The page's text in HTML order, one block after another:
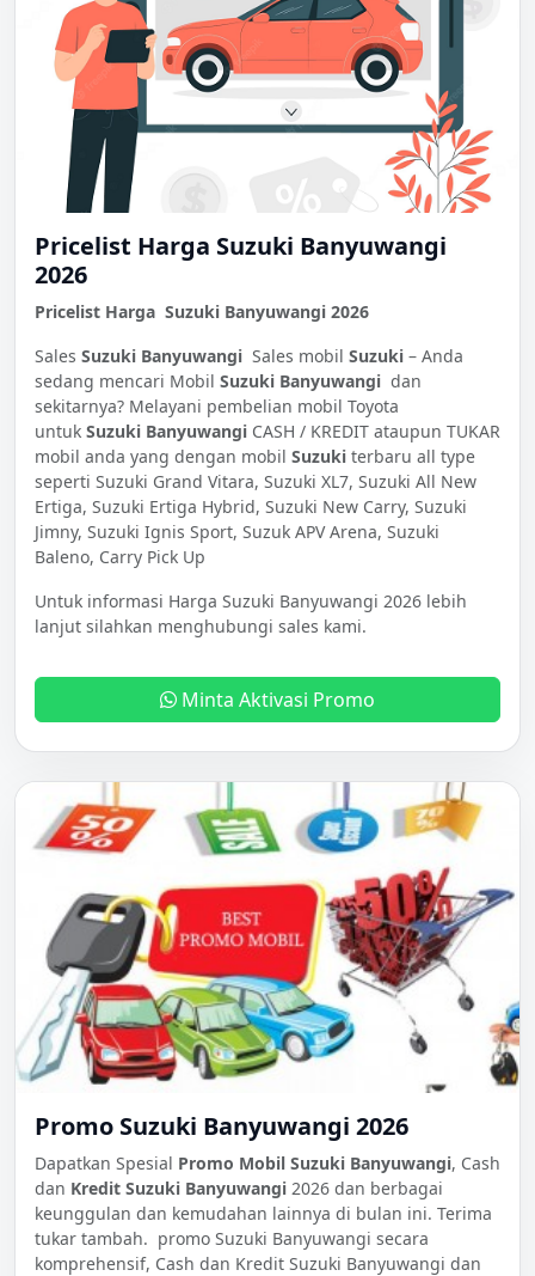
Pricelist Harga Suzuki Banyuwangi
2026
Pricelist Harga Suzuki Banyuwangi 2026
Sales Suzuki Banyuwangi Sales mobil Suzuki – Anda
sedang mencari Mobil Suzuki Banyuwangi dan
sekitarnya? Melayani pembelian mobil Toyota
untuk Suzuki Banyuwangi CASH / KREDIT ataupun TUKAR
mobil anda yang dengan mobil Suzuki terbaru all type
seperti Suzuki Grand Vitara, Suzuki XL7, Suzuki All New
Ertiga, Suzuki Ertiga Hybrid, Suzuki New Carry, Suzuki
Jimny, Suzuki Ignis Sport, Suzuk APV Arena, Suzuki
Baleno, Carry Pick Up
Untuk informasi Harga Suzuki Banyuwangi 2026 lebih
lanjut silahkan menghubungi sales kami.
Minta Aktivasi Promo
Promo Suzuki Banyuwangi 2026
Dapatkan Spesial Promo Mobil Suzuki Banyuwangi, Cash
dan Kredit Suzuki Banyuwangi 2026 dan berbagai
keunggulan dan kemudahan lainnya di bulan ini. Terima
tukar tambah. promo Suzuki Banyuwangi secara
komprehensif, Cash dan Kredit Suzuki Banyuwangi dan